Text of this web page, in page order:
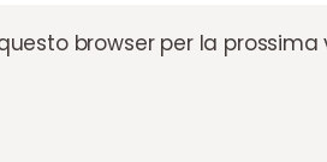
browser per la